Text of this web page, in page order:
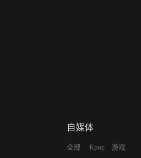
自媒体
全部 Kpop 游戏